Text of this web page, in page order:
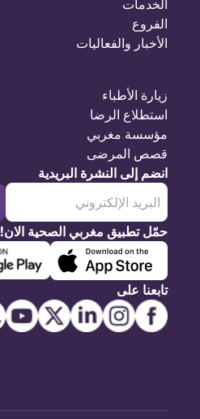
الخدمات
الفروع
الأخبار والفعاليات
زيارة الأطباء
استطلاع الرضا
مؤسسة مغربي
قصص المرضى
انضم إلى النشرة البريدية
حمّل تطبيق مغربي الصحية الان!
تابعنا على